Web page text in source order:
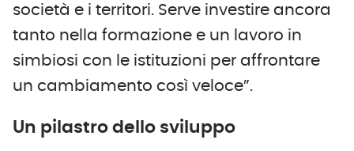
società e i territori. Serve investire ancora
tanto nella formazione e un lavoro in
simbiosi con le istituzioni per affrontare
un cambiamento così veloce”.
Un pilastro dello sviluppo